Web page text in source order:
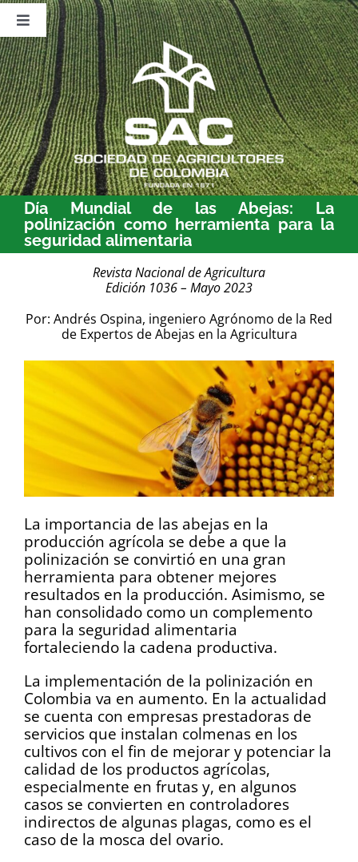
Saltar
contenido
Toggle
Navigation
Nosotros
Publicaciones
Sala de Prensa
Eventos
Día Mundial de las Abejas: La
polinización como herramienta para la
seguridad alimentaria
Revista Nacional de Agricultura
Edición 1036 – Mayo 2023
Por: Andrés Ospina, ingeniero Agrónomo de la Red
de Expertos de Abejas en la Agricultura
La importancia de las abejas en la
producción agrícola se debe a que la
polinización se convirtió en una gran
herramienta para obtener mejores
resultados en la producción. Asimismo, se
han consolidado como un complemento
para la seguridad alimentaria
fortaleciendo la cadena productiva.
La implementación de la polinización en
Colombia va en aumento. En la actualidad
se cuenta con empresas prestadoras de
servicios que instalan colmenas en los
cultivos con el fin de mejorar y potenciar la
calidad de los productos agrícolas,
especialmente en frutas y, en algunos
casos se convierten en controladores
indirectos de algunas plagas, como es el
caso de la mosca del ovario.